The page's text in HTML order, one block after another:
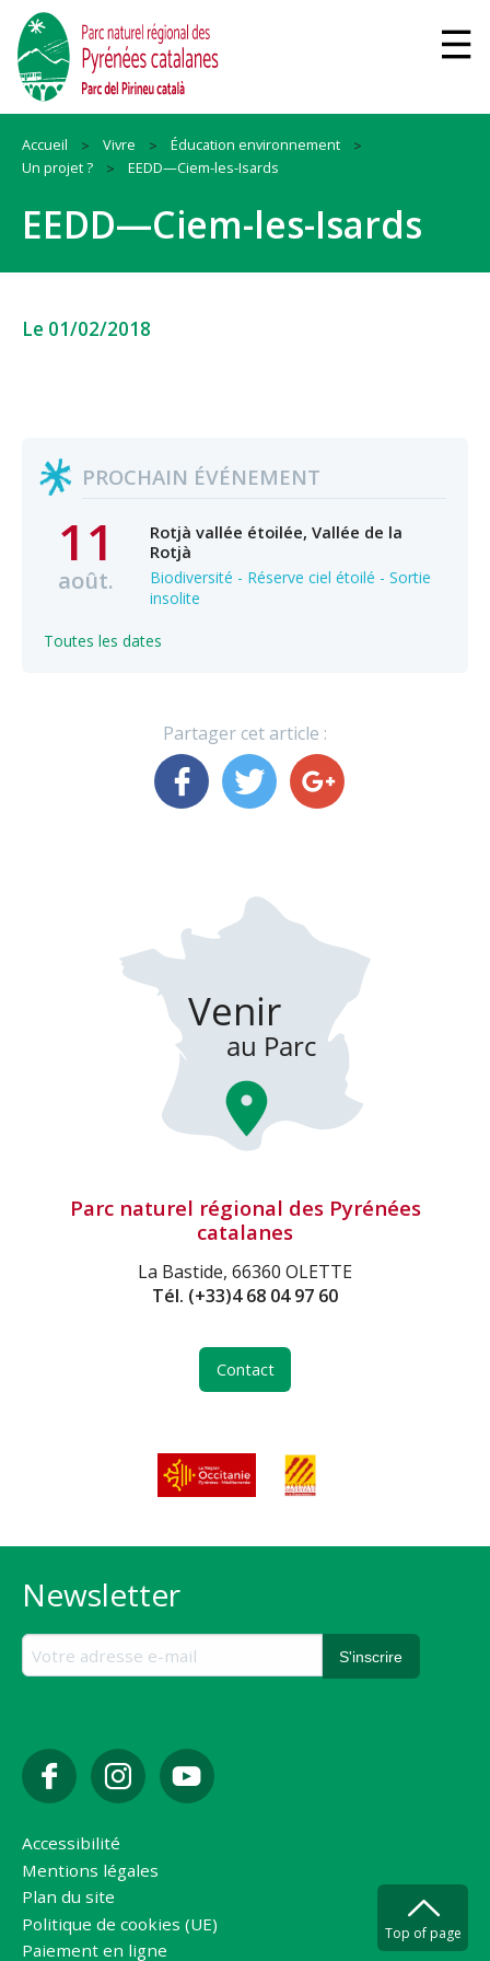
Accueil Vivre
Éducation environnement
Un projet ?
EEDD—Ciem-les-Isards
EEDD—Ciem-les-Isards
Le 01/02/2018
PROCHAIN ÉVÉNEMENT
11
août.
Rotjà vallée étoilée, Vallée de la
Rotjà
Biodiversité - Réserve ciel étoilé - Sortie
insolite
Toutes les dates
Partager cet article :
Parc naturel régional des Pyrénées
catalanes
La Bastide, 66360 OLETTE
Tél. (+33)4 68 04 97 60
Contact
Newsletter
Accessibilité
Mentions légales
Plan du site
Politique de cookies (UE)
Paiement en ligne
Top of page